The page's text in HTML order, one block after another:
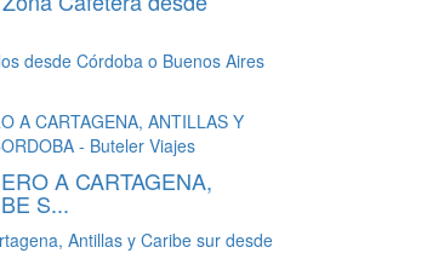
desde Córdoba o Buenos Aires
A CARTAGENA,
S...
Antillas y Caribe sur desde